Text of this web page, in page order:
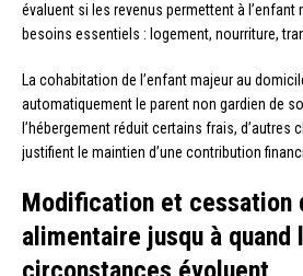
évaluent si les revenus permettent à l’enfant
besoins essentiels : logement, nourriture,
La cohabitation de l’enfant majeur au
automatiquement le parent non gardien de
l’hébergement réduit certains frais, d’autres
justifient le maintien d’une contribution
Modification et cessation
alimentaire jusqu à quand